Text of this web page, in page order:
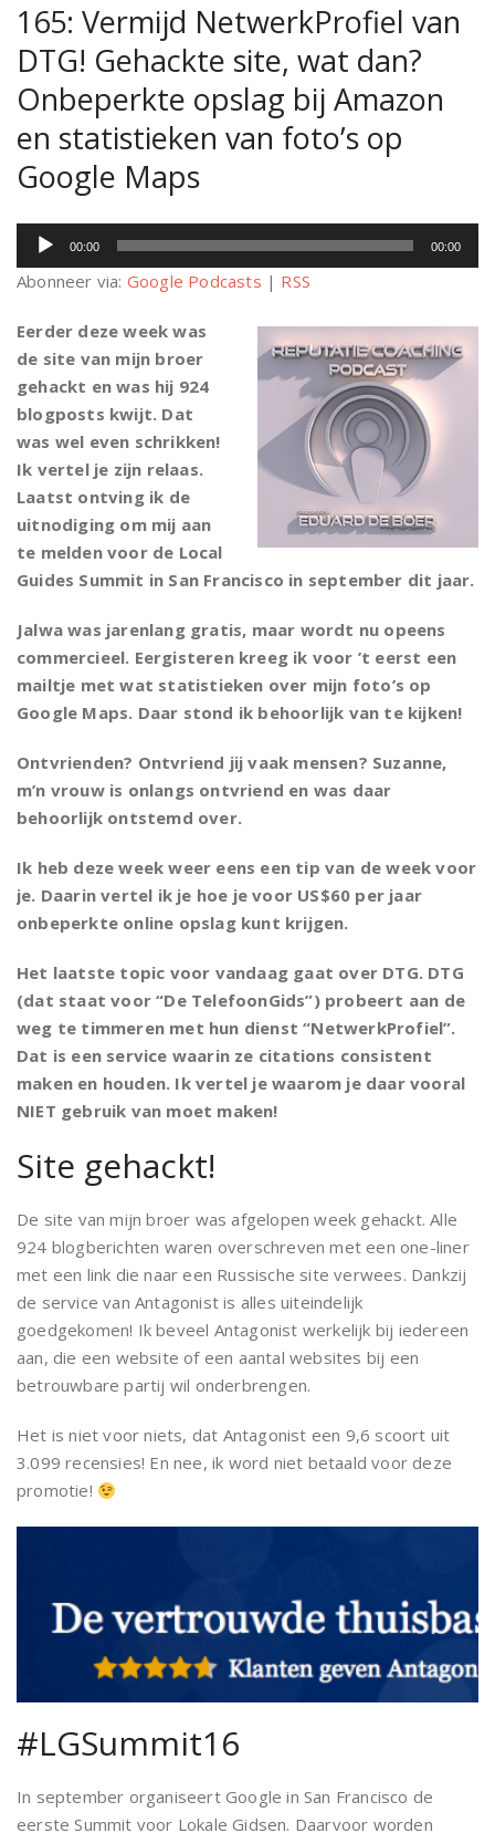
165: Vermijd NetwerkProfiel van
DTG! Gehackte site, wat dan?
Onbeperkte opslag bij Amazon
en statistieken van foto’s op
Google Maps
Audiospeler
00:00 00:00
Abonneer via: Google Podcasts | RSS
Eerder deze week was
de site van mijn broer
gehackt en was hij 924
blogposts kwijt. Dat
was wel even schrikken!
Ik vertel je zijn relaas.
Laatst ontving ik de
uitnodiging om mij aan
te melden voor de Local
Guides Summit in San Francisco in september dit jaar.
Jalwa was jarenlang gratis, maar wordt nu opeens
commercieel. Eergisteren kreeg ik voor ’t eerst een
mailtje met wat statistieken over mijn foto’s op
Google Maps. Daar stond ik behoorlijk van te kijken!
Ontvrienden? Ontvriend jij vaak mensen? Suzanne,
m’n vrouw is onlangs ontvriend en was daar
behoorlijk ontstemd over.
Ik heb deze week weer eens een tip van de week voor
je. Daarin vertel ik je hoe je voor US$60 per jaar
onbeperkte online opslag kunt krijgen.
Het laatste topic voor vandaag gaat over DTG. DTG
(dat staat voor “De TelefoonGids”) probeert aan de
weg te timmeren met hun dienst “NetwerkProfiel”.
Dat is een service waarin ze citations consistent
maken en houden. Ik vertel je waarom je daar vooral
NIET gebruik van moet maken!
Site gehackt!
De site van mijn broer was afgelopen week gehackt. Alle
924 blogberichten waren overschreven met een one-liner
met een link die naar een Russische site verwees. Dankzij
de service van Antagonist is alles uiteindelijk
goedgekomen! Ik beveel Antagonist werkelijk bij iedereen
aan, die een website of een aantal websites bij een
betrouwbare partij wil onderbrengen.
Het is niet voor niets, dat Antagonist een 9,6 scoort uit
3.099 recensies! En nee, ik word niet betaald voor deze
promotie!
#LGSummit16
In september organiseert Google in San Francisco de
eerste Summit voor Lokale Gidsen. Daarvoor worden